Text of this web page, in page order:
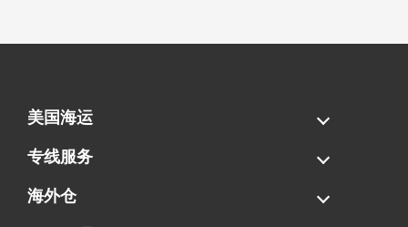
美国海运
海运拼柜
海运整柜
美国海卡
加拿大海运
专线服务
FBA专线直送
超大件专线
AWD专线
电池专线
海外仓